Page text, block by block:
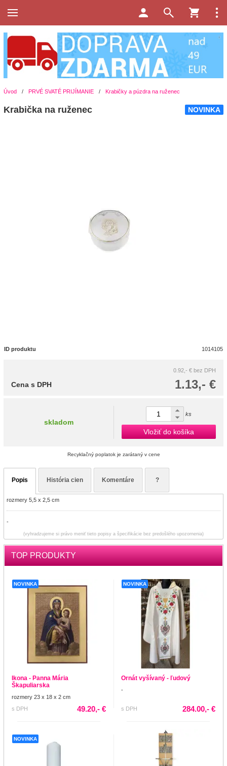
Úvod / PRVÉ SVATÉ PRIJÍMANIE / Krabičky a púzdra na ruženec
NOVINKA
Krabička na ruženec
ID produktu 1014105
0.92,- € bez DPH
1.13,- €
Cena s DPH
skladom
ks
Vložiť do košíka
Recyklačný poplatok je zarátaný v cene
Popis História cien Komentáre ?
rozmery 5,5 x 2,5 cm
-
(vyhradzujeme si právo meniť tieto popisy a špecifikácie bez predošlého upozornenia)
TOP PRODUKTY
NOVINKA
Ikona - Panna Mária
Škapuliarska
rozmery 23 x 18 x 2 cm
s DPH
49.20,- €
NOVINKA
Ornát vyšívaný - ľudový
-
s DPH 284.00,- €
NOVINKA